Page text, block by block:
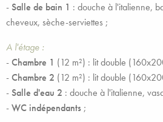
-Salle de bain 1 : douche à l'italienne,
cheveux, sèche-serviettes ;
A l'étage :
-Chambre 1 (12 m²) : lit double
-Chambre 2 (12 m²) : lit double
-Salle d'eau 2 : douche à l'italienne,
-WC indépendants ;